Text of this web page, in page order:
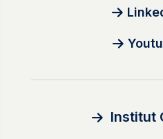
Institut